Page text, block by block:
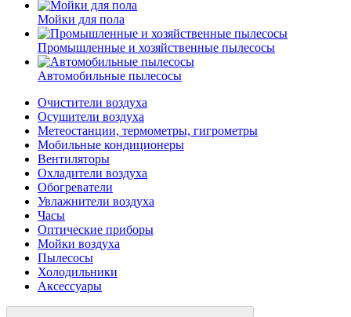
Мойки для пола
Промышленные и хозяйственные пылесосы
Автомобильные пылесосы
Очистители воздуха
Осушители воздуха
Метеостанции, термометры, гигрометры
Мобильные кондиционеры
Вентиляторы
Охладители воздуха
Обогреватели
Увлажнители воздуха
Часы
Оптические приборы
Мойки воздуха
Пылесосы
Холодильники
Аксессуары